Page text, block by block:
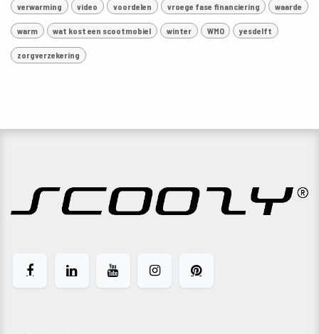
verwarming video voordelen vroege fase financiering waarde
warm wat kost een scootmobiel winter WMO yesdelft
zorgverzekering